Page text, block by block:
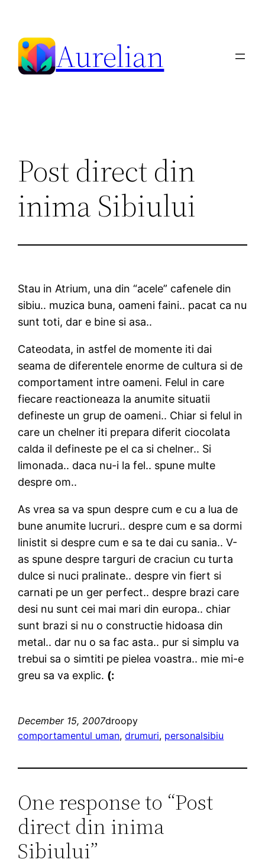
content
Aurelian
Post direct din
inima Sibiului
Stau in Atrium, una din “acele” cafenele din
sibiu.. muzica buna, oameni faini.. pacat ca nu
sunt toti, dar e bine si asa..
Cateodata, in astfel de momente iti dai
seama de diferentele enorme de cultura si de
comportament intre oameni. Felul in care
fiecare reactioneaza la anumite situatii
defineste un grup de oameni.. Chiar si felul in
care un chelner iti prepara diferit ciocolata
calda il defineste pe el ca si chelner.. Si
limonada.. daca nu-i la fel.. spune multe
despre om..
As vrea sa va spun despre cum e cu a lua de
bune anumite lucruri.. despre cum e sa dormi
linistit si despre cum e sa te dai cu sania.. V-
as spune despre targuri de craciun cu turta
dulce si nuci pralinate.. despre vin fiert si
carnati pe un ger perfect.. despre brazi care
desi nu sunt cei mai mari din europa.. chiar
sunt brazi si nu o constructie hidoasa din
metal.. dar nu o sa fac asta.. pur si simplu va
trebui sa o simtiti pe pielea voastra.. mie mi-e
greu sa va explic. (:
December 15, 2007droopy
comportamentul uman, drumuri, personalsibiu
One response to “Post
direct din inima
Sibiului”